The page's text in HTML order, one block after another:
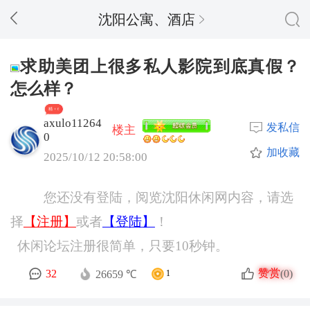
沈阳公寓、酒店
求助美团上很多私人影院到底真假？
怎么样？
精 + 6
axulo11264
0
楼主
2025/10/12 20:58:00
发私信
加收藏
您还没有登陆，阅览沈阳休闲网内容，请选
择 【注册】 或者 【登陆】
！
休闲论坛注册很简单，只要10秒钟。
32 26659 ℃ 1 赞赏(0)